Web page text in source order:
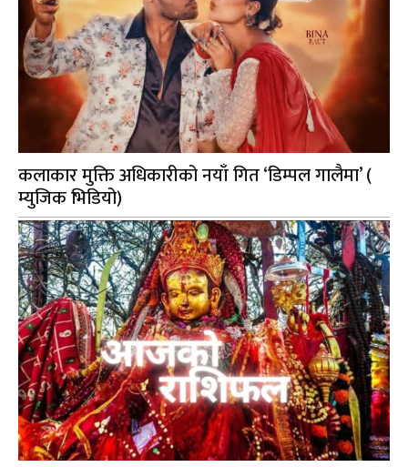
कलाकार मुक्ति अधिकारीको नयाँ गित ‘डिम्पल गालैमा’ (
म्युजिक भिडियो)